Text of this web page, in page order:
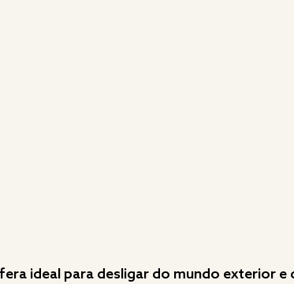
ideal para desligar do mundo exterior e